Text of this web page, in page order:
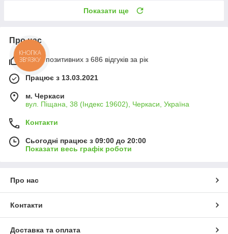
Показати ще
Про нас
100% позитивних з 686 відгуків за рік
Працює з 13.03.2021
м. Черкаси
вул. Піщана, 38 (Індекс 19602), Черкаси, Україна
Контакти
Сьогодні працює з 09:00 до 20:00
Показати весь графік роботи
Про нас
Контакти
Доставка та оплата
КНОПКА
ЗВ'ЯЗКУ